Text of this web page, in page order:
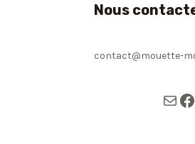
Nous
contact@mouette-